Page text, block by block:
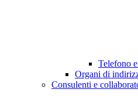
Telefono
Organi di
Consulenti e